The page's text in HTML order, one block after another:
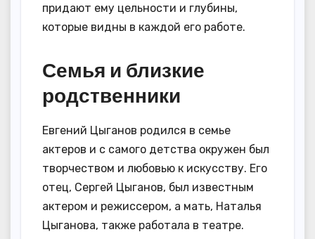
придают ему цельности и глубины,
которые видны в каждой его работе.
Семья и близкие
родственники
Евгений Цыганов родился в семье
актеров и с самого детства окружен был
творчеством и любовью к искусству. Его
отец, Сергей Цыганов, был известным
актером и режиссером, а мать, Наталья
Цыганова, также работала в театре.